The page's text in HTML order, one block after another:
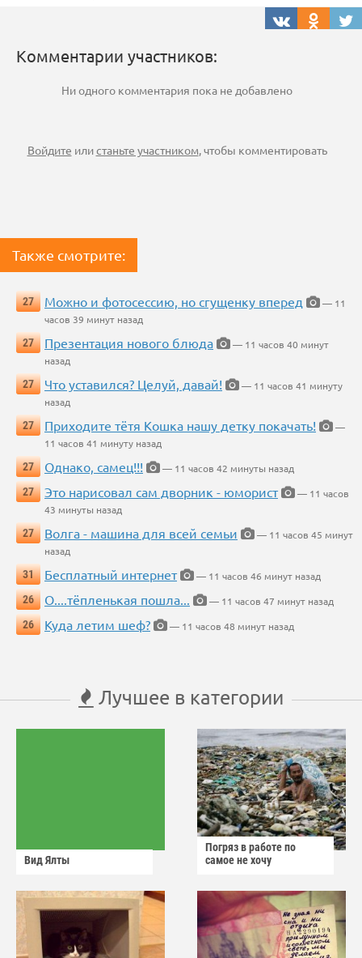
Комментарии участников:
Ни одного комментария пока не добавлено
Войдите илистаньте участником, чтобы комментировать
Также смотрите:
27 Можно и фотосессию, но сгущенку вперед
— 11
часов 39 минут назад
27
Презентация нового блюда
— 11 часов 40 минут
назад
27
Что уставился? Целуй, давай!
— 11 часов 41 минуту
назад
27
Приходите тётя Кошка нашу детку покачать!
—
11 часов 41 минуту назад
27
Однако, самец!!!
— 11 часов 42 минуты назад
27
Это нарисовал сам дворник - юморист
— 11 часов
43 минуты назад
27
Волга - машина для всей семьи
— 11 часов 45 минут
назад
31
Бесплатный интернет
— 11 часов 46 минут назад
26
О....тёпленькая пошла...
— 11 часов 47 минут назад
26
Куда летим шеф? — 11 часов 48 минут назад
Лучшее в категории
Вид Ялты
Погряз в работе по
самое не хочу